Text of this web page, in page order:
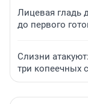
Лицевая гладь
до первого
Слизни
три копеечных